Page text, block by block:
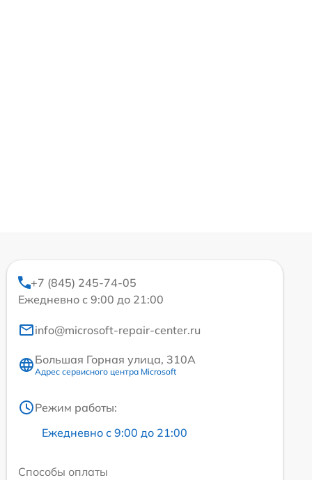
+7 (845) 245-74-05
Ежедневно с 9:00 до 21:00
info@microsoft-repair-center.ru
Большая Горная улица, 310А
Адрес сервисного центра Microsoft
Режим работы:
Ежедневно с 9:00 до 21:00
Способы оплаты